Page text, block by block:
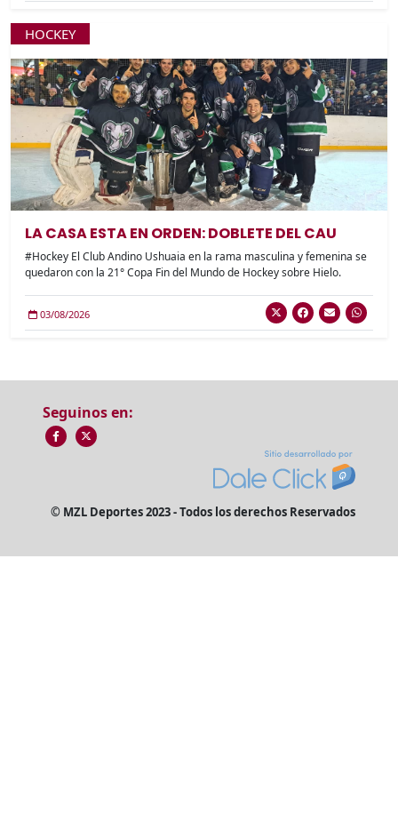
HOCKEY
LA CASA ESTA EN ORDEN: DOBLETE DEL CAU
#Hockey El Club Andino Ushuaia en la rama masculina y femenina se
quedaron con la 21° Copa Fin del Mundo de Hockey sobre Hielo.
03/08/2026
Seguinos en:
© MZL Deportes 2023 - Todos los derechos Reservados